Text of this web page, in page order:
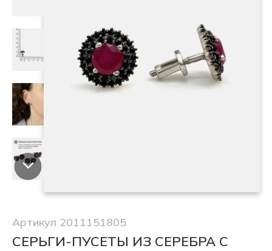
Артикул 2011151805
СЕРЬГИ-ПУСЕТЫ ИЗ СЕРЕБРА С